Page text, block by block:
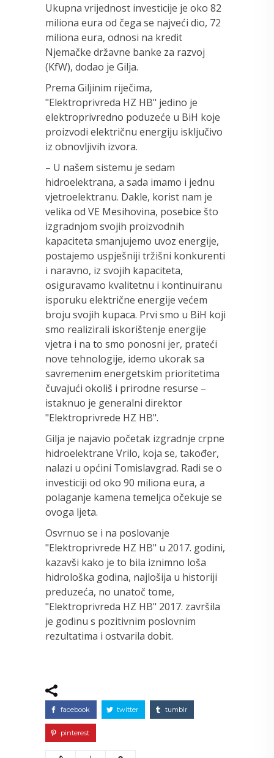
Ukupna vrijednost investicije je oko 82
miliona eura od čega se najveći dio, 72
miliona eura, odnosi na kredit
Njemačke državne banke za razvoj
(KfW), dodao je Gilja.
Prema Giljinim riječima,
"Elektroprivreda HZ HB" jedino je
elektroprivredno poduzeće u BiH koje
proizvodi električnu energiju isključivo
iz obnovljivih izvora.
– U našem sistemu je sedam
hidroelektrana, a sada imamo i jednu
vjetroelektranu. Dakle, korist nam je
velika od VE Mesihovina, posebice što
izgradnjom svojih proizvodnih
kapaciteta smanjujemo uvoz energije,
postajemo uspješniji tržišni konkurenti
i naravno, iz svojih kapaciteta,
osiguravamo kvalitetnu i kontinuiranu
isporuku električne energije većem
broju svojih kupaca. Prvi smo u BiH koji
smo realizirali iskorištenje energije
vjetra i na to smo ponosni jer, prateći
nove tehnologije, idemo ukorak sa
savremenim energetskim prioritetima
čuvajući okoliš i prirodne resurse –
istaknuo je generalni direktor
"Elektroprivrede HZ HB".
Gilja je najavio početak izgradnje crpne
hidroelektrane Vrilo, koja se, također,
nalazi u općini Tomislavgrad. Radi se o
investiciji od oko 90 miliona eura, a
polaganje kamena temeljca očekuje se
ovoga ljeta.
Osvrnuo se i na poslovanje
"Elektroprivrede HZ HB" u 2017. godini,
kazavši kako je to bila iznimno loša
hidrološka godina, najlošija u historiji
preduzeća, no unatoč tome,
"Elektroprivreda HZ HB" 2017. završila
je godinu s pozitivnim poslovnim
rezultatima i ostvarila dobit.
facebook twitter tumblr
pinterest